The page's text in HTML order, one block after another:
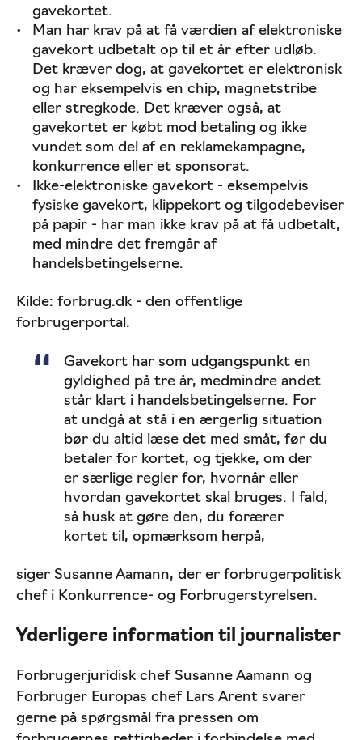
gavekortet.
Man har krav på at få værdien af elektroniske
gavekort udbetalt op til et år efter udløb.
Det kræver dog, at gavekortet er elektronisk
og har eksempelvis en chip, magnetstribe
eller stregkode. Det kræver også, at
gavekortet er købt mod betaling og ikke
vundet som del af en reklamekampagne,
konkurrence eller et sponsorat.
Ikke-elektroniske gavekort - eksempelvis
fysiske gavekort, klippekort og tilgodebeviser
på papir - har man ikke krav på at få udbetalt,
med mindre det fremgår af
handelsbetingelserne.
Kilde: forbrug.dk - den offentlige
forbrugerportal.
Gavekort har som udgangspunkt en
gyldighed på tre år, medmindre andet
står klart i handelsbetingelserne. For
at undgå at stå i en ærgerlig situation
bør du altid læse det med småt, før du
betaler for kortet, og tjekke, om der
er særlige regler for, hvornår eller
hvordan gavekortet skal bruges. I fald,
så husk at gøre den, du forærer
kortet til, opmærksom herpå,
siger Susanne Aamann, der er forbrugerpolitisk
chef i Konkurrence- og Forbrugerstyrelsen.
Yderligere information til journalister
Forbrugerjuridisk chef Susanne Aamann og
Forbruger Europas chef Lars Arent svarer
gerne på spørgsmål fra pressen om